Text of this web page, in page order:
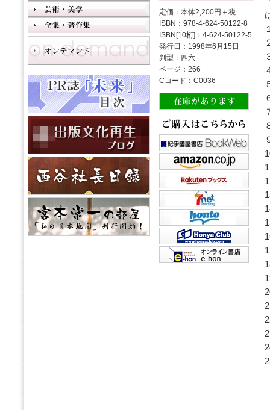
定価：本体2,200円＋税
ISBN：978-4-624-50122-8
ISBN[10桁]：4-624-50122-5
発行日：1998年6月15日
判型：四六
ページ：266
Cコード：C0036